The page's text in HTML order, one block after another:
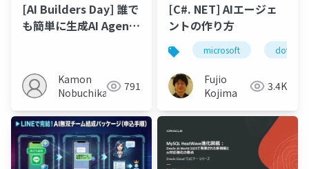
[AI Builders Day] 誰で
も簡単に生成AI Agent
Solution Box で試せる
Langfuse導入
Kamon
Nobuchika
791
[C#. NET] AIエージェ
ントの作り方
microsoft dotnet
Fujio
Kojima
3.4K